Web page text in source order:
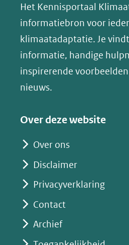
website)
website)
website)
y
in
naar
een
andere
website)
Het Kennisportaal
informatiebron voor
klimaatadaptatie. Je
informatie, handige
inspirerende
nieuws.
Over deze website
Over ons
Disclaimer
Privacyverklaring
Contact
Archief